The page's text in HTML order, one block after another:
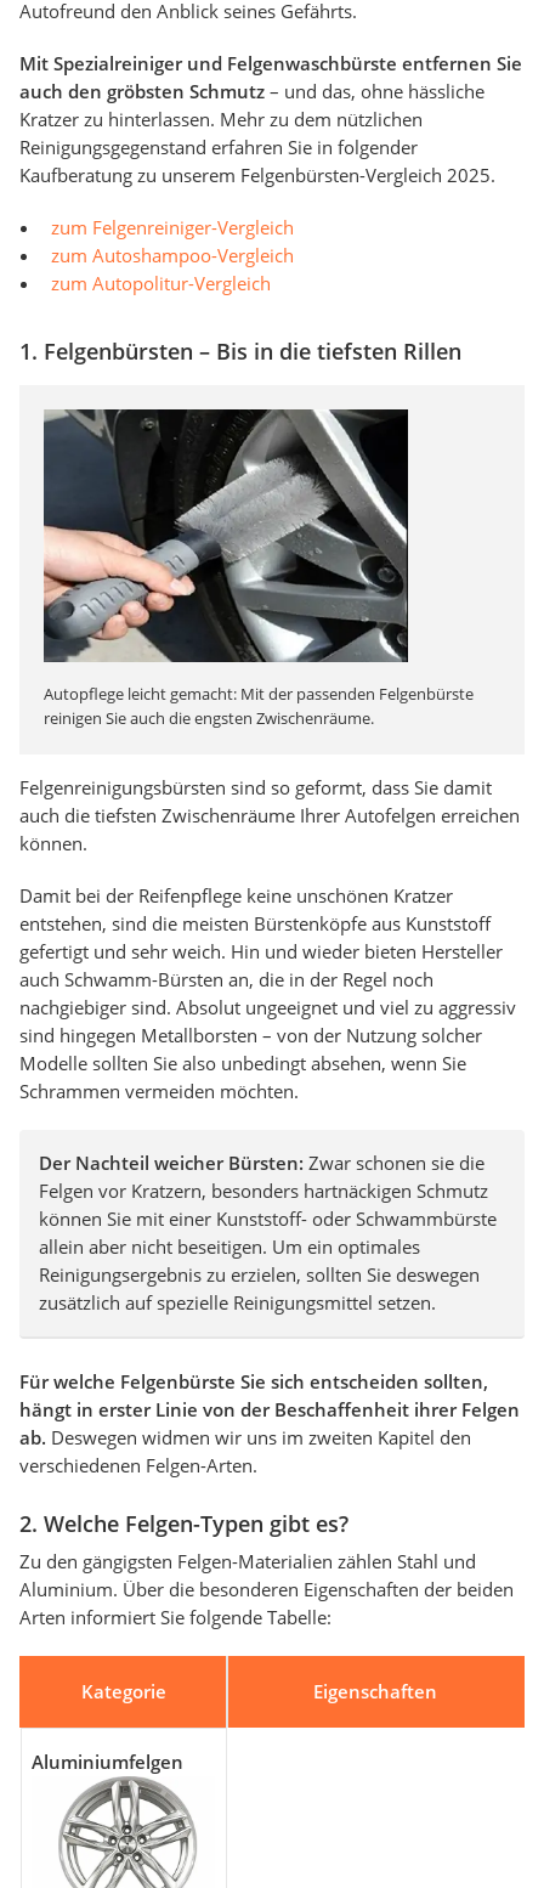
Autofreund den Anblick seines Gefährts.
Mit Spezialreiniger und Felgenwaschbürste entfernen Sie
auch den gröbsten Schmutz – und das, ohne hässliche
Kratzer zu hinterlassen. Mehr zu dem nützlichen
Reinigungsgegenstand erfahren Sie in folgender
Kaufberatung zu unserem Felgenbürsten-Vergleich 2025.
zum Felgenreiniger-Vergleich
zum Autoshampoo-Vergleich
zum Autopolitur-Vergleich
1. Felgenbürsten – Bis in die tiefsten Rillen
Autopflege leicht gemacht: Mit der passenden Felgenbürste
reinigen Sie auch die engsten Zwischenräume.
Felgenreinigungsbürsten sind so geformt, dass Sie damit
auch die tiefsten Zwischenräume Ihrer Autofelgen erreichen
können.
Damit bei der Reifenpflege keine unschönen Kratzer
entstehen, sind die meisten Bürstenköpfe aus Kunststoff
gefertigt und sehr weich. Hin und wieder bieten Hersteller
auch Schwamm-Bürsten an, die in der Regel noch
nachgiebiger sind. Absolut ungeeignet und viel zu aggressiv
sind hingegen Metallborsten – von der Nutzung solcher
Modelle sollten Sie also unbedingt absehen, wenn Sie
Schrammen vermeiden möchten.
Der Nachteil weicher Bürsten: Zwar schonen sie die
Felgen vor Kratzern, besonders hartnäckigen Schmutz
können Sie mit einer Kunststoff- oder Schwammbürste
allein aber nicht beseitigen. Um ein optimales
Reinigungsergebnis zu erzielen, sollten Sie deswegen
zusätzlich auf spezielle Reinigungsmittel setzen.
Für welche Felgenbürste Sie sich entscheiden sollten,
hängt in erster Linie von der Beschaffenheit ihrer Felgen
ab. Deswegen widmen wir uns im zweiten Kapitel den
verschiedenen Felgen-Arten.
2. Welche Felgen-Typen gibt es?
Zu den gängigsten Felgen-Materialien zählen Stahl und
Aluminium. Über die besonderen Eigenschaften der beiden
Arten informiert Sie folgende Tabelle:
Kategorie Eigenschaften
Aluminiumfelgen